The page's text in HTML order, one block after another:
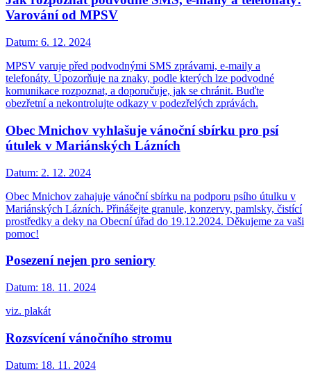
Varování od MPSV
Datum: 6. 12. 2024
MPSV varuje před podvodnými SMS zprávami, e-maily a
telefonáty. Upozorňuje na znaky, podle kterých lze podvodné
komunikace rozpoznat, a doporučuje, jak se chránit. Buďte
obezřetní a nekontrolujte odkazy v podezřelých zprávách.
Obec Mnichov vyhlašuje vánoční sbírku pro psí
útulek v Mariánských Lázních
Datum: 2. 12. 2024
Obec Mnichov zahajuje vánoční sbírku na podporu psího útulku v
Mariánských Lázních. Přinášejte granule, konzervy, pamlsky, čistící
prostředky a deky na Obecní úřad do 19.12.2024. Děkujeme za vaši
pomoc!
Posezení nejen pro seniory
Datum: 18. 11. 2024
viz. plakát
Rozsvícení vánočního stromu
Datum: 18. 11. 2024